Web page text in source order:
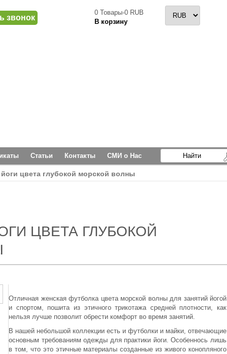
0 Товары-0 RUB
В корзину
звонок
Статьи Контакты СМИ о Нас
цвета глубокой морской волны
ЦВЕТА ГЛУБОКОЙ
Отличная женская футболка цвета морской волны для занятий йогой
и спортом, пошита из этичного трикотажа средней плотности, как
нельзя лучше позволит обрести комфорт во время занятий.
В нашей небольшой коллекции есть и футболки и майки, отвечающие
основным требованиям одежды для практики йоги. Особеннось лишь
в том, что это этичные материалы созданные из живого конопляного